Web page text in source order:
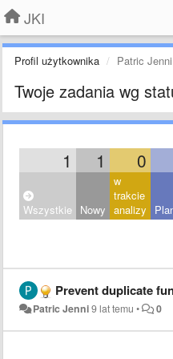
JKI
Profil użytkownika Patric Jenni
Twoje zadania wg
1 1 0
Wszystkie Nowy
w
trakcie
analizy
Prevent duplicate function palette
Patric Jenni9 lat temu • 0